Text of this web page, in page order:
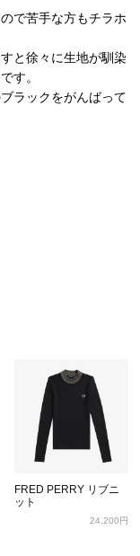
で苦手な方もチラホ
と徐々に生地が馴染
す。
ラックをがんばって
FRED PERRY リブニ
ット
24,200円